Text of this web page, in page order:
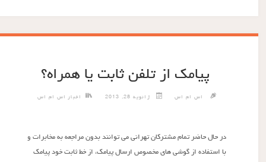
پیامک از تلفن ثابت یا همراه؟
اس ام اس ژانویه 28, 2013 اخبار اس ام اس
در حال حاضر تمام مشترکان تهرانی می توانند بدون مراجعه به مخابرات و
با استفاده از گوشی های مخصوص ارسال پیامک، از خط ثابت خود پیامک